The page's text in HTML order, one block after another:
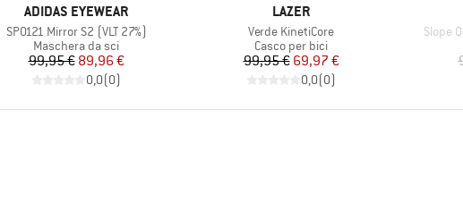
MARCHIO
ADIDAS EYEWEAR
Articolo
SP0121 Mirror S2 (VLT 27%)
Gruppo di prodotti
Maschera da sci
Prezzo
99,95 €Prezzo ridotto
89,96 €
0,0(0)
MARCHIO
LAZER
Articolo
Verde KinetiCore
Gruppo di prodotti
Casco per bici
Prezzo
99,95 €Prezzo ridotto
69,97 €
0,0(0)
Articolo
Slope